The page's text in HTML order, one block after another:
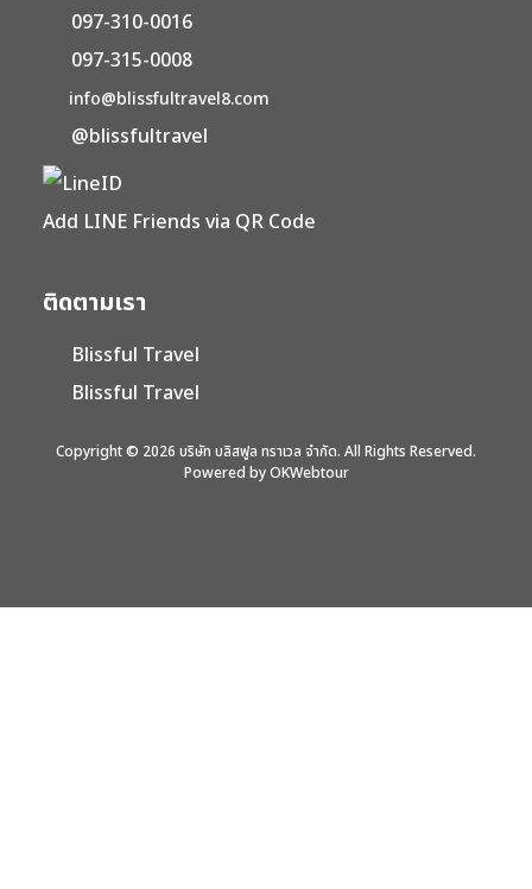
097-310-0016
097-315-0008
info@blissfultravel8.com
@blissfultravel
Add LINE Friends via QR Code
ติดตามเรา
Blissful Travel
Blissful Travel
Copyright © 2026 บริษัท บลิสฟูล ทราเวล จำกัด. All Rights Reserved.
Powered by OKWebtour